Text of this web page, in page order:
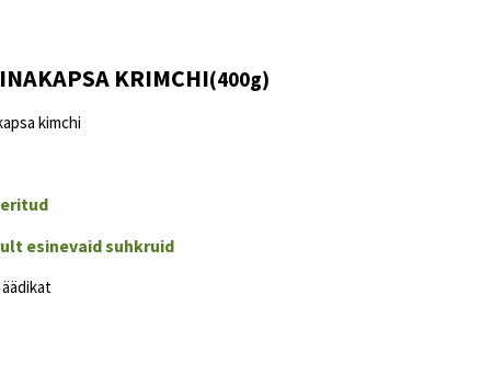
KRIMCHI(400g)
kimchi
esinevaid suhkruid